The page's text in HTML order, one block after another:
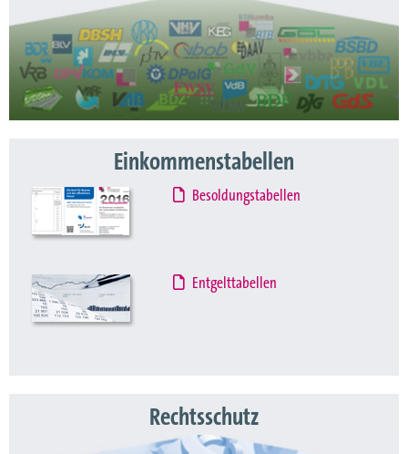
Einkommenstabellen
Besoldungstabellen
Entgelttabellen
Rechtsschutz